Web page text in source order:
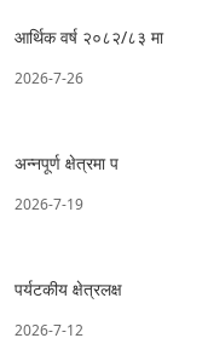
आर्थिक वर्ष २०८२/८३ मा
2026-7-26
अन्नपूर्ण क्षेत्रमा प
2026-7-19
पर्यटकीय क्षेत्रलक्ष
2026-7-12